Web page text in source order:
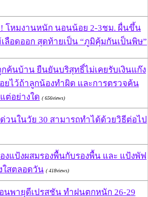
โหมงานหนัก นอนน้อย 2-3ชม. ผื่นขึ้น
ลือดออก สุดท้ายเป็น “ภูมิคุ้มกันเป็นพิษ”
กค้นบ้าน ยืนยันบริสุทธิ์ไม่เคยรับเงินแก๊ง
ไว้ถ้าลูกน้องทำผิด และการตรวจค้น
ต่อย่างใด ( 656views)
วนในวัย 30 สามารถทำได้ด้วยวิธีต่อไป
งแป้งผสมรองพื้นกับรองพื้น และ แป้งพัฟ
ใสตลอดวัน ( 418views)
นพายุดีเปรสชัน ทำฝนตกหนัก 26-29